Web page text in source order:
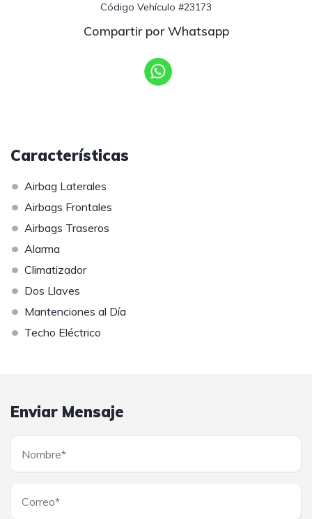
Código Vehículo #23173
Compartir por Whatsapp
Características
• Airbag Laterales
• Airbags Frontales
• Airbags Traseros
• Alarma
• Climatizador
• Dos Llaves
• Mantenciones al Día
• Techo Eléctrico
Enviar Mensaje